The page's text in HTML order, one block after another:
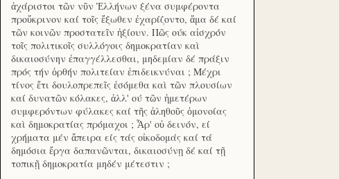
ἀχάριστοι τῶν νῦν Ἑλλήνων ξένα συμφέροντα
προὔκρινον καί τοῖς ἔξωθεν ἐχαρίζοντο, ἅμα δέ καί
τῶν κοινῶν προστατεῖν ἠξίουν. Πῶς ούκ αἰσχρόν
τοῖς πολιτικοῖς συλλόγοις δημοκρατίαν καὶ
δικαιοσύνην ἐπαγγέλλεσθαι, μηδεμίαν δέ πράξιν
πρός τήν ὀρθήν πολιτείαν ἐπιδεικνύναι ; Μέχρι
τίνος ἔτι δουλοπρεπεῖς ἐσόμεθα καὶ τῶν πλουσίων
καί δυνατῶν κόλακες, ἀλλ' ού τῶν ἡμετέρων
συμφερόντων φύλακες καί τῆς ἀληθοῦς ὁμονοίας
καὶ δημοκρατίας πρόμαχοι ; Ἆρ' οὐ δεινόν, εί
χρήματα μέν ἄπειρα είς τάς οἰκοδομάς καί τά
δημόσια ἔργα δαπανῶνται, δικαιοσύνῃ δέ καί τῇ
τοπικῇ δημοκρατία μηδέν μέτεστιν ;